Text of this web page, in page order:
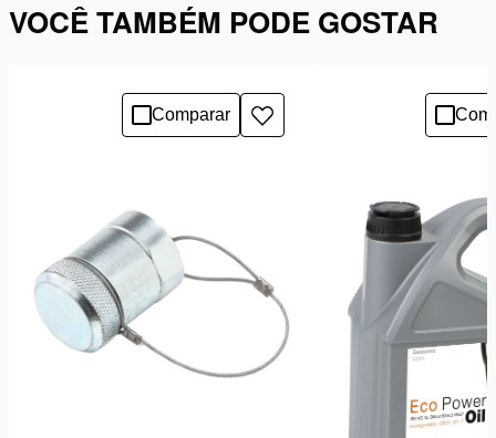
VOCÊ TAMBÉM PODE GOSTAR
Comparar
Adicionar
à